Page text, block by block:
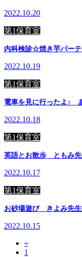
2022.10.20
第1保育室
内科検診☆焼き芋パー
2022.10.19
第1保育室
電車を見に行ったよ♪
2022.10.18
第1保育室
英語とお散歩 ともみ先
2022.10.17
第1保育室
お砂場遊び きよみ先
2022.10.15
«
1